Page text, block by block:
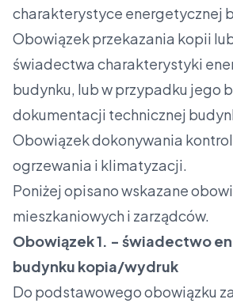
charakterystyce energetycznej
Obowiązek przekazania kopii
świadectwa charakterystyki
budynku, lub w przypadku jego
dokumentacji technicznej
Obowiązek dokonywania
ogrzewania i klimatyzacji.
Poniżej opisano wskazane
mieszkaniowych i zarządców.
Obowiązek 1. - świadectwo
budynku kopia/wydruk
Do podstawowego obowiązku